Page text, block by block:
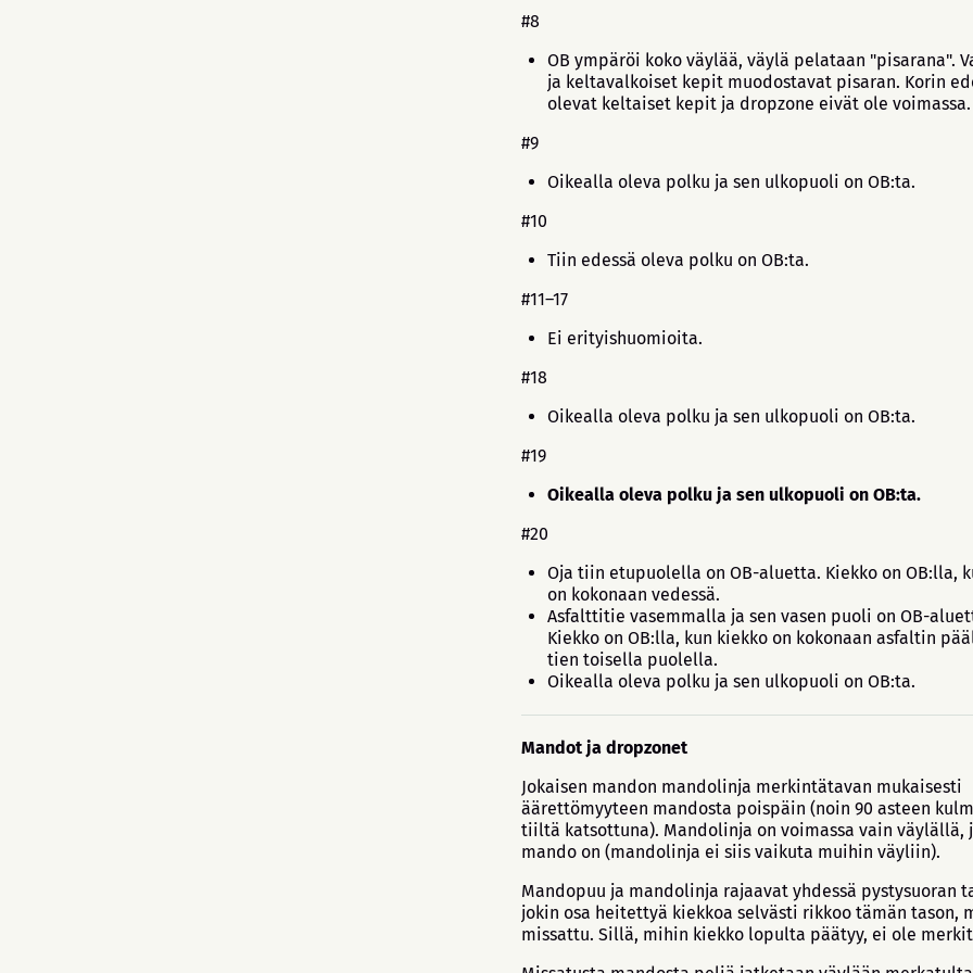
#8
OB ympäröi koko väylää, väylä pelataan "pisarana".
ja keltavalkoiset kepit muodostavat pisaran. Korin
olevat keltaiset kepit ja dropzone eivät ole voimassa.
#9
Oikealla oleva polku ja sen ulkopuoli on OB:ta.
#10
Tiin edessä oleva polku on OB:ta.
#11–17
Ei erityishuomioita.
#18
Oikealla oleva polku ja sen ulkopuoli on OB:ta.
#19
Oikealla oleva polku ja sen ulkopuoli on OB:ta.
#20
Oja tiin etupuolella on OB-aluetta. Kiekko on OB:lla,
on kokonaan vedessä.
Asfalttitie vasemmalla ja sen vasen puoli on OB-
Kiekko on OB:lla, kun kiekko on kokonaan asfaltin
tien toisella puolella.
Oikealla oleva polku ja sen ulkopuoli on OB:ta.
Mandot ja dropzonet
Jokaisen mandon mandolinja merkintätavan mukaisesti
äärettömyyteen mandosta poispäin (noin 90 asteen
tiiltä katsottuna). Mandolinja on voimassa vain väylällä,
mando on (mandolinja ei siis vaikuta muihin väyliin).
Mandopuu ja mandolinja rajaavat yhdessä pystysuoran
jokin osa heitettyä kiekkoa selvästi rikkoo tämän tason,
missattu. Sillä, mihin kiekko lopulta päätyy, ei ole